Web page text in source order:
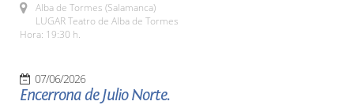
Alba de Tormes (Salamanca)
LUGAR Teatro de Alba de Tormes
Hora: 19:30 h.
07/06/2026
Encerrona de Julio Norte.